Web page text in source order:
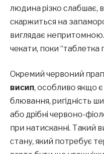
людина різко слабшає,
скаржиться на
виглядає непритомною.
чекати, поки “таблетка
Окремий червоний
висип, особливо якщо
блювання, ригідність
або дрібні червоно-
при натисканні. Такий
стану, який потребує